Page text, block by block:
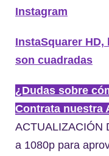
Instagram
InstaSquarer
son cuadradas
¿Dudas sobre
Contrata nuestra
ACTUALIZACIÓN
a 1080p para